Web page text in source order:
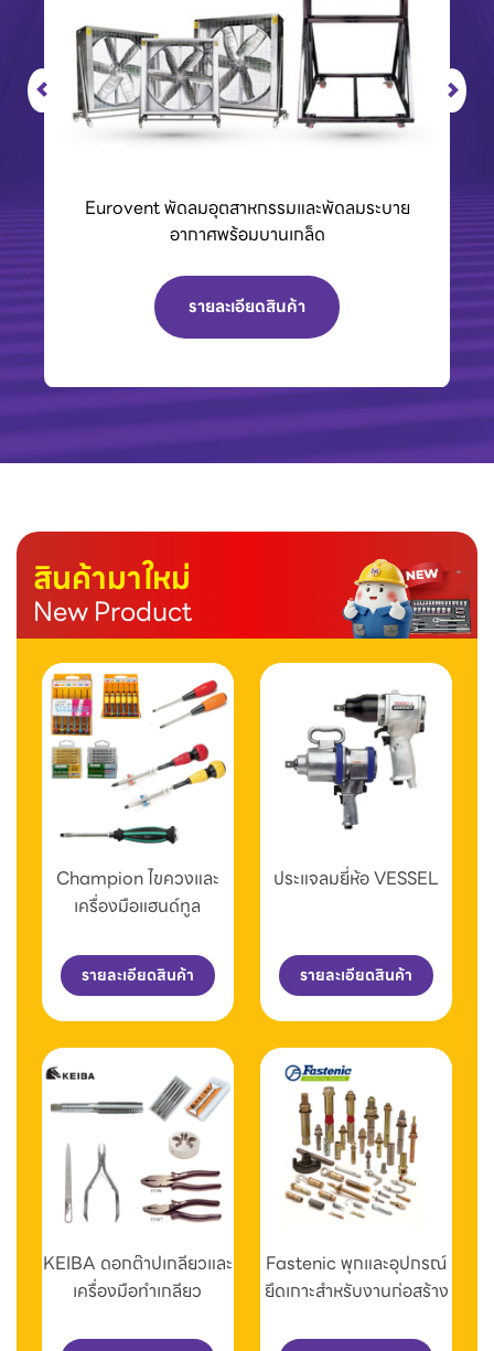
King Tony เครื่องมือช่างและอุปกรณ์สำหรับมือ
อาชีพ
รายละเอียดสินค้า
สินค้ามาใหม่
New Product
Champion ไขควงและ
เครื่องมือแฮนด์ทูล
รายละเอียดสินค้า
ประแจลมยี่ห้อ VESSEL
รายละเอียดสินค้า
KEIBA ดอกต๊าปเกลียวและ
เครื่องมือทำเกลียว
Fastenic พุกและอุปกรณ์
ยึดเกาะสำหรับงานก่อสร้าง